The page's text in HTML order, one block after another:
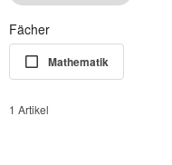
Fächer
Mathematik
1 Artikel